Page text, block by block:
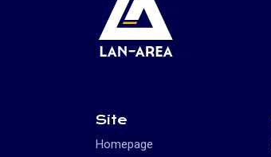
Site
Homepage